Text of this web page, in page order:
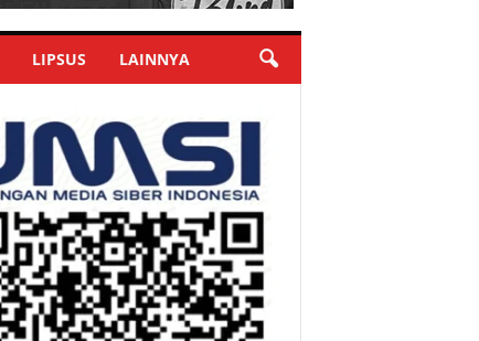
LIPSUS LAINNYA